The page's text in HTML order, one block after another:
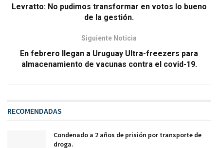
Levratto: No pudimos transformar en votos lo bueno
de la gestión.
Siguiente Noticia
En febrero llegan a Uruguay Ultra-freezers para
almacenamiento de vacunas contra el covid-19.
RECOMENDADAS
Condenado a 2 años de prisión por transporte de
droga.